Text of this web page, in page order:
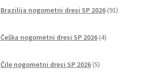
Brazilija nogometni dresi SP 2026 91izdelkov
Češka nogometni dresi SP 2026 4izdelki
Čile nogometni dresi SP 2026 5izdelkov